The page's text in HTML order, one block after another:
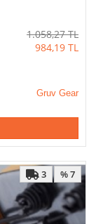
1.058,27 TL
984,19 TL
Gruv Gear
% 7
3